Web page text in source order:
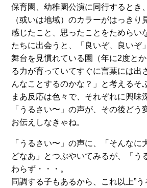
保育園、幼稚園公演に同行するとき
（或いは地域）のカラーがはっきり
感じたこと、思ったことをためらい
たちに出会うと、「良いぞ、良いぞ
舞台を見慣れている園（年に2度と
る力が育っていてすぐに言葉には出
んなことするのかな？」と考えるそ
まあ反応は色々で、それぞれに興味
「うるさい〜」の声が、その後どう
お伝えしなきゃね。
「うるさい〜」の声に、「そんなに
どなあ」とつぶやいてみるが、「う
わらず・・・。
同調する子もあるから、これ以上”